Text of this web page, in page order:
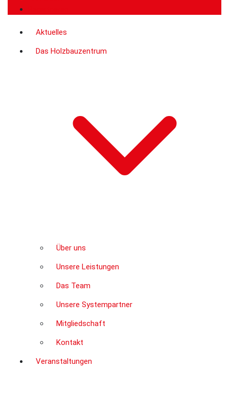
Aktuelles
Das Holzbauzentrum
Über uns
Unsere Leistungen
Das Team
Unsere Systempartner
Mitgliedschaft
Kontakt
Veranstaltungen